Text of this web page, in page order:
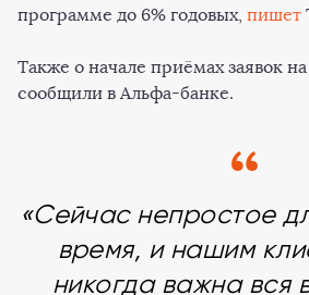
программе до 6% годовых, пишет
Также о начале приёмах заявок
сообщили в Альфа-банке.
«Сейчас непростое
время, и нашим
никогда важна вся